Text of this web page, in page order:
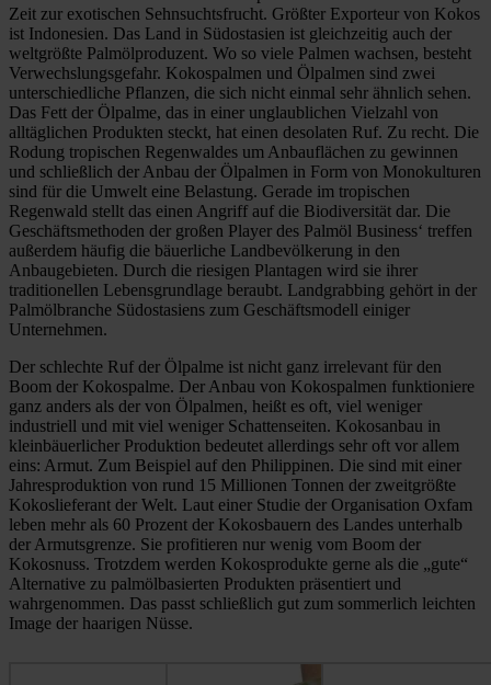
Zeit zur exotischen Sehnsuchtsfrucht. Größter Exporteur von Kokos
ist Indonesien. Das Land in Südostasien ist gleichzeitig auch der
weltgrößte Palmölproduzent. Wo so viele Palmen wachsen, besteht
Verwechslungsgefahr. Kokospalmen und Ölpalmen sind zwei
unterschiedliche Pflanzen, die sich nicht einmal sehr ähnlich sehen.
Das Fett der Ölpalme, das in einer unglaublichen Vielzahl von
alltäglichen Produkten steckt, hat einen desolaten Ruf. Zu recht. Die
Rodung tropischen Regenwaldes um Anbauflächen zu gewinnen
und schließlich der Anbau der Ölpalmen in Form von Monokulturen
sind für die Umwelt eine Belastung. Gerade im tropischen
Regenwald stellt das einen Angriff auf die Biodiversität dar. Die
Geschäftsmethoden der großen Player des Palmöl Business‘ treffen
außerdem häufig die bäuerliche Landbevölkerung in den
Anbaugebieten. Durch die riesigen Plantagen wird sie ihrer
traditionellen Lebensgrundlage beraubt. Landgrabbing gehört in der
Palmölbranche Südostasiens zum Geschäftsmodell einiger
Unternehmen.
Der schlechte Ruf der Ölpalme ist nicht ganz irrelevant für den
Boom der Kokospalme. Der Anbau von Kokospalmen funktioniere
ganz anders als der von Ölpalmen, heißt es oft, viel weniger
industriell und mit viel weniger Schattenseiten. Kokosanbau in
kleinbäuerlicher Produktion bedeutet allerdings sehr oft vor allem
eins: Armut. Zum Beispiel auf den Philippinen. Die sind mit einer
Jahresproduktion von rund 15 Millionen Tonnen der zweitgrößte
Kokoslieferant der Welt. Laut einer Studie der Organisation Oxfam
leben mehr als 60 Prozent der Kokosbauern des Landes unterhalb
der Armutsgrenze. Sie profitieren nur wenig vom Boom der
Kokosnuss. Trotzdem werden Kokosprodukte gerne als die „gute“
Alternative zu palmölbasierten Produkten präsentiert und
wahrgenommen. Das passt schließlich gut zum sommerlich leichten
Image der haarigen Nüsse.